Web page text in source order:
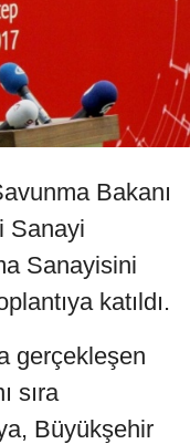
Bakanı
Sanayi
Sanayisini
katıldı.
gerçekleşen
sıra
Büyükşehir